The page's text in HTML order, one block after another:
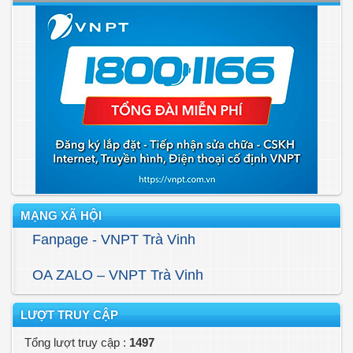
MẠNG XÃ HỘI
Fanpage - VNPT Trà Vinh
OA ZALO – VNPT Trà Vinh
LƯỢT TRUY CẬP
Tổng lượt truy cập : 1497